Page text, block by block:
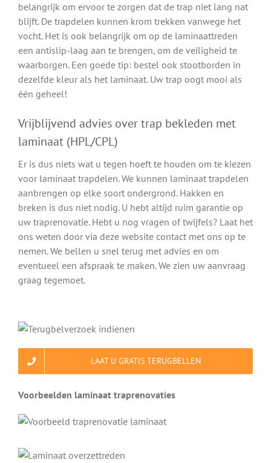
belangrijk om ervoor te zorgen dat de trap niet lang nat
blijft. De trapdelen kunnen krom trekken vanwege het
vocht. Het is ook belangrijk om op de laminaattreden
een antislip-laag aan te brengen, om de veiligheid te
waarborgen. Een goede tip: bestel ook stootborden in
dezelfde kleur als het laminaat. Uw trap oogt mooi als
één geheel!
Vrijblijvend advies over trap bekleden met
laminaat (HPL/CPL)
Er is dus niets wat u tegen hoeft te houden om te kiezen
voor laminaat trapdelen. We kunnen laminaat trapdelen
aanbrengen op elke soort ondergrond. Hakken en
breken is dus niet nodig. U hebt altijd ruim garantie op
uw traprenovatie. Hebt u nog vragen of twijfels? Laat het
ons weten door via deze website contact met ons op te
nemen. We bellen u snel terug met advies en om
eventueel een afspraak te maken. We zien uw aanvraag
graag tegemoet.
LAAT U GRATIS TERUGBELLEN
Voorbeelden laminaat traprenovaties